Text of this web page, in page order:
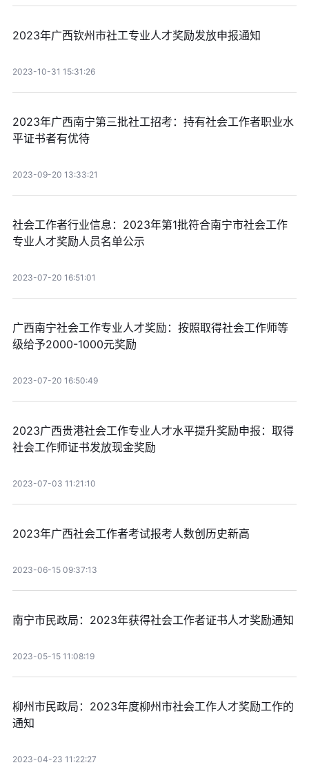
2023年广西钦州市社工专业人才奖励发放申报通知
2023-10-31 15:31:26
2023年广西南宁第三批社工招考：持有社会工作者职业水
平证书者有优待
2023-09-20 13:33:21
社会工作者行业信息：2023年第1批符合南宁市社会工作
专业人才奖励人员名单公示
2023-07-20 16:51:01
广西南宁社会工作专业人才奖励：按照取得社会工作师等
级给予2000-1000元奖励
2023-07-20 16:50:49
2023广西贵港社会工作专业人才水平提升奖励申报：取得
社会工作师证书发放现金奖励
2023-07-03 11:21:10
2023年广西社会工作者考试报考人数创历史新高
2023-06-15 09:37:13
南宁市民政局：2023年获得社会工作者证书人才奖励通知
2023-05-15 11:08:19
柳州市民政局：2023年度柳州市社会工作人才奖励工作的
通知
2023-04-23 11:22:27